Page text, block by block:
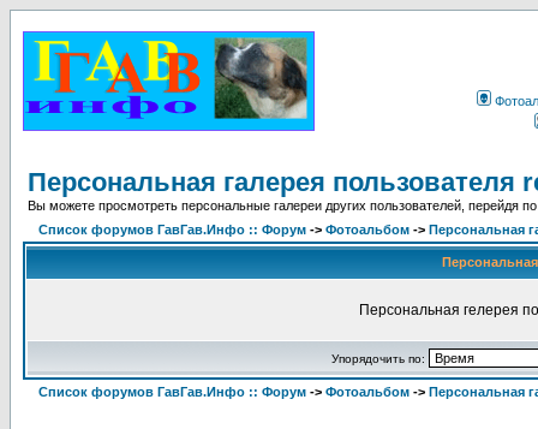
Персональная галерея пользователя
Вы можете просмотреть персональные галереи других пользователей, перейдя
Список форумов ГавГав.Инфо :: Форум -> Фотоальбом -> Персональная
Персональная гелерея
Упорядочить по:
Список форумов ГавГав.Инфо :: Форум -> Фотоальбом -> Персональная